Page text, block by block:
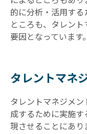
的に分析・活用す
ところも、タレン
要因となっています。
タレントマネ
タレントマネジメ
成するために実施
現させることにあり